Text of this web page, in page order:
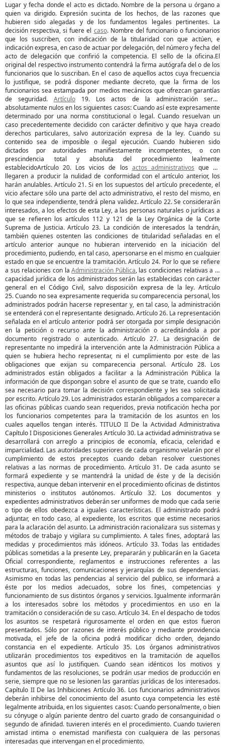
Lugar y fecha donde el acto es dictado. Nombre de la persona u órgano a
quien va dirigido. Expresión sucinta de los hechos, de las razones que
hubieren sido alegadas y de los fundamentos legales pertinentes. La
decisión respectiva, si fuere el caso. Nombre del funcionario o funcionarios
que los suscriben, con indicación de la titularidad con que actúen, e
indicación expresa, en caso de actuar por delegación, del número y fecha del
acto de delegación que confirió la competencia. El sello de la oficina.El
original del respectivo instrumento contendrá la firma autógrafa del o de los
funcionarios que lo suscriban. En el caso de aquellos actos cuya frecuencia
lo justifique, se podrá disponer mediante decreto, que la firma de los
funcionarios sea estampada por medios mecánicos que ofrezcan garantías
de seguridad. Artículo19. Los actos de la administración serán
absolutamente nulos en los siguientes casos: Cuando así este expresamente
determinado por una norma constitucional o legal. Cuando resuelvan un
caso precedentemente decidido con carácter definitivo y que haya creado
derechos particulares, salvo autorización expresa de la ley. Cuando su
contenido sea de imposible o ilegal ejecución. Cuando hubieren sido
dictados por autoridades manifiestamente incompetentes, o con
prescindencia total y absoluta del procedimiento lealmente
establecidoArtículo 20. Los vicios de los actos administrativos que no
llegaren a producir la nulidad de conformidad con el artículo anterior, los
harán anulables. Artículo 21. Si en los supuestos del artículo precedente, el
vicio afectare sólo una parte del acto administrativo, el resto del mismo, en
lo que sea independiente, tendrá plena validez. Artículo 22. Se considerarán
interesados, a los efectos de esta Ley, a las personas naturales o jurídicas a
que se refieren los artículos 112 y 121 de la Ley Orgánica de la Corte
Suprema de Justicia. Artículo 23. La condición de interesados la tendrán,
también quienes ostenten las condiciones de titularidad señaladas en el
artículo anterior aunque no hubieran intervenido en la iniciación del
procedimiento, pudiendo, en tal caso, apersonarse en el mismo en cualquier
estado en que se encuentre la tramitación. Artículo 24. Por lo que se refiere
a sus relaciones con laAdministración Pública, las condiciones relativas a la
capacidad jurídica de los administrados serán las establecidas con carácter
general en el Código Civil, salvo disposición expresa de la ley. Artículo
25. Cuando no sea expresamente requerida su comparecencia personal, los
administrados podrán hacerse representar y, en tal caso, la administración
se entenderá con el representante designado. Artículo 26. La representación
señalada en el artículo anterior podrá ser otorgada por simple designación
en la petición o recurso ante la administración o acreditándola a por
documento registrado o autenticado. Artículo 27. La designación de
representante no impedirá la intervención ante la Administración Pública a
quien se hubiera hecho representar, ni el cumplimiento por este de las
obligaciones que exijan su comparecencia personal. Artículo 28. Los
administrados están obligados a facilitar a la Administración Pública la
información de que dispongan sobre el asunto de que se trate, cuando ello
sea necesario para tomar la decisión correspondiente y les sea solicitada
por escrito. Artículo 29. Los administrados estarán obligados a comparecer a
las oficinas públicas cuando sean requeridos, previa notificación hecha por
los funcionarios competentes para la tramitación de los asuntos en los
cuales aquellos tengan interés. TITULO II De la Actividad Administrativa
Capítulo I Disposiciones Generales Artículo 30. La actividad administrativa se
desarrollará con arreglo a principios de economía, eficacia, celeridad e
imparcialidad. Las autoridades superiores de cada organismo velarán por el
cumplimiento de estos preceptos cuando deban resolver cuestiones
relativas a las normas de procedimiento. Artículo 31. De cada asunto se
formará expediente y se mantendrá la unidad de éste y de la decisión
respectiva, aunque deban intervenir en el procedimiento oficinas de distintos
ministerios o institutos autónomos. Artículo 32. Los documentos y
expedientes administrativos deberán ser uniformes de modo que cada serie
o tipo de ellos obedezca a iguales características. El administrado podrá
adjuntar, en todo caso, al expediente, los escritos que estime necesarios
para la aclaración del asunto. La administración racionalizara sus sistemas y
métodos de trabajo y vigilara su cumplimiento. A tales fines, adoptará las
medidas y procedimientos más idóneos. Artículo 33. Todas las entidades
públicas sometidas a la presente Ley, prepararán y publicarán en la Gaceta
Oficial correspondiente, reglamentos e instrucciones referentes a las
estructuras, funciones, comunicaciones y jerarquías de sus dependencias.
Asimismo en todas las pendencias al servicio del publico, se informará a
éste por los medios adecuados, sobre los fines, competencias y
funcionamiento de sus distintos órganos y servicios. Igualmente informarán
a los interesados sobre los métodos y procedimientos en uso en la
tramitación o consideración de su caso. Artículo 34. En el despacho de todos
los asuntos se respetará rigurosamente el orden en que estos fueron
presentados. Sólo por razones de interés público y mediante providencia
motivada, el jefe de la oficina podrá modificar dicho orden, dejando
constancia en el expediente. Artículo 35. Los órganos administrativos
utilizarán procedimientos tos expeditivos en la tramitación de aquellos
asuntos que así lo justifiquen. Cuando sean idénticos los motivos y
fundamentos de las resoluciones, se podrán usar medios de producción en
serie, siempre que no se lesionen las garantías jurídicas de los interesados.
Capítulo II De las Inhibiciones Artículo 36. Los funcionarios administrativos
deberán inhibirse del conocimiento del asunto cuya competencia les esté
legalmente atribuida, en los siguientes casos: Cuando personalmente, o bien
su cónyuge o algún pariente dentro del cuarto grado de consanguinidad o
segundo de afinidad. tuvieren interés en el procedimiento. Cuando tuvieren
amistad intima o enemistad manifiesta con cualquiera de las personas
interesadas que intervengan en el procedimiento.